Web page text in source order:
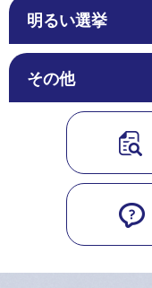
明るい選挙
その他